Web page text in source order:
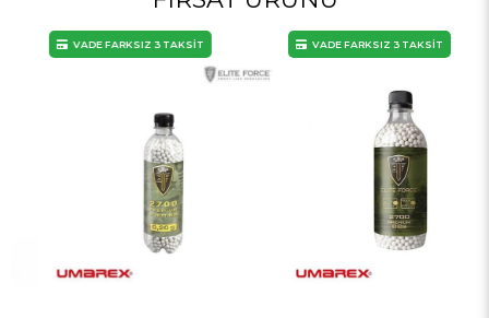
VADE FARKSIZ 3 TAKSİT VADE FARKSIZ 3 TAKSİT